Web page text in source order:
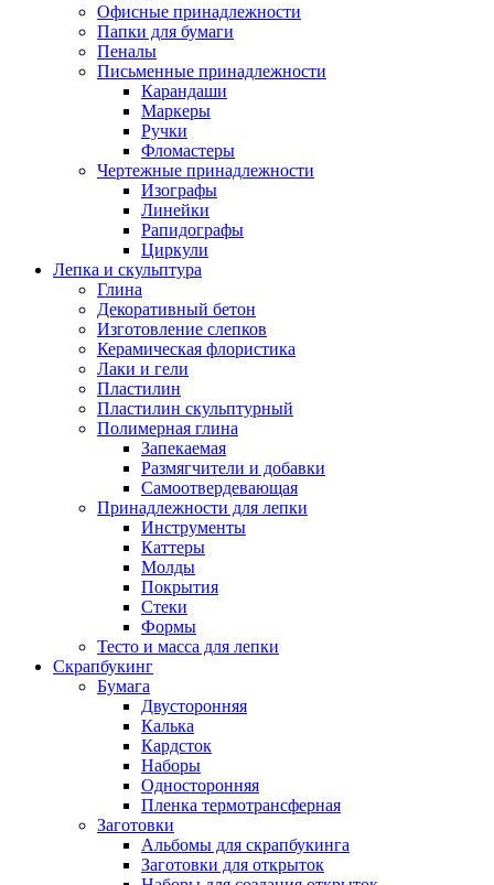
Офисные принадлежности
Папки для бумаги
Пеналы
Письменные принадлежности
Карандаши
Маркеры
Ручки
Фломастеры
Чертежные принадлежности
Изографы
Линейки
Рапидографы
Циркули
Лепка и скульптура
Глина
Декоративный бетон
Изготовление слепков
Керамическая флористика
Лаки и гели
Пластилин
Пластилин скульптурный
Полимерная глина
Запекаемая
Размягчители и добавки
Самоотвердевающая
Принадлежности для лепки
Инструменты
Каттеры
Молды
Покрытия
Стеки
Формы
Тесто и масса для лепки
Скрапбукинг
Бумага
Двусторонняя
Калька
Кардсток
Наборы
Односторонняя
Пленка термотрансферная
Заготовки
Альбомы для скрапбукинга
Заготовки для открыток